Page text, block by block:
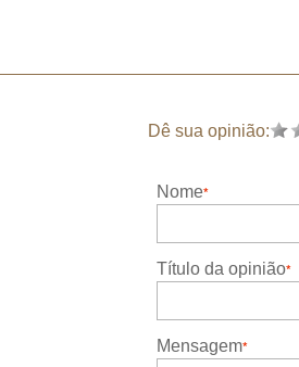
Dê sua opinião:
Nome
Título da opinião
Mensagem